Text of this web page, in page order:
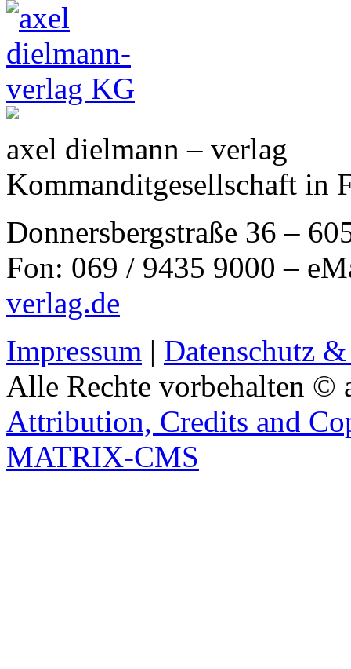
axel dielmann – verlag
Kommanditgesellschaft in
Donnersbergstraße 36 –
Fon: 069 / 9435 9000 –
verlag.de
Impressum | Datenschutz
Alle Rechte vorbehalten ©
Attribution, Credits and
MATRIX-CMS